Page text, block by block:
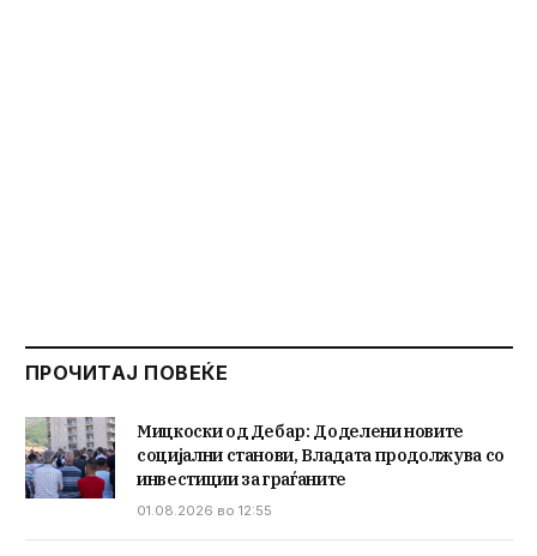
ПРОЧИТАЈ ПОВЕЌЕ
Мицкоски од Дебар: Доделени новите
социјални станови, Владата продолжува со
инвестиции за граѓаните
01.08.2026 во 12:55